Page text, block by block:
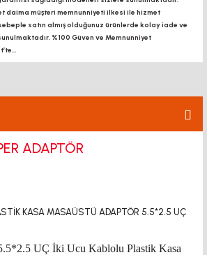
daima müşteri memnunniyeti ilkesi ile hizmet
satın almış olduğunuz ürünlerde kolay iade ve
%100 Güven ve Memnunniyet
ADAPTÖR
KASA MASAÜSTÜ ADAPTÖR 5.5*2.5 UÇ
UÇ İki Ucu Kablolu Plastik Kasa